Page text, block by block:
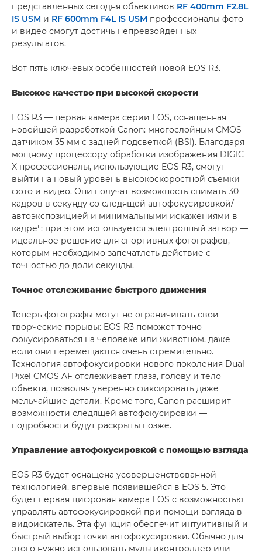
представленных сегодня объективов RF 400mm F2.8L
IS USM и RF 600mm F4L IS USM профессионалы фото
и видео смогут достичь непревзойденных
результатов.
Вот пять ключевых особенностей новой EOS R3.
Высокое качество при высокой скорости
EOS R3 — первая камера серии EOS, оснащенная
новейшей разработкой Canon: многослойным CMOS-
датчиком 35 мм с задней подсветкой (BSI). Благодаря
мощному процессору обработки изображения DIGIC
X профессионалы, использующие EOS R3, смогут
выйти на новый уровень высокоскоростной съемки
фото и видео. Они получат возможность снимать 30
кадров в секунду со следящей автофокусировкой/
автоэкспозицией и минимальными искажениями в
кадреii: при этом используется электронный затвор —
идеальное решение для спортивных фотографов,
которым необходимо запечатлеть действие с
точностью до доли секунды.
Точное отслеживание быстрого движения
Теперь фотографы могут не ограничивать свои
творческие порывы: EOS R3 поможет точно
фокусироваться на человеке или животном, даже
если они перемещаются очень стремительно.
Технология автофокусировки нового поколения Dual
Pixel CMOS AF отслеживает глаза, голову и тело
объекта, позволяя уверенно фиксировать даже
мельчайшие детали. Кроме того, Canon расширит
возможности следящей автофокусировки —
подробности будут раскрыты позже.
Управление автофокусировкой с помощью взгляда
EOS R3 будет оснащена усовершенствованной
технологией, впервые появившейся в EOS 5. Это
будет первая цифровая камера EOS с возможностью
управлять автофокусировкой при помощи взгляда в
видоискатель. Эта функция обеспечит интуитивный и
быстрый выбор точки автофокусировки. Обычно для
этого нужно использовать мультиконтроллер или